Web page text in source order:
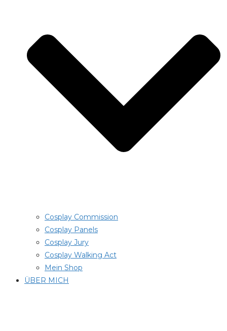
Cosplay Commission
Cosplay Panels
Cosplay Jury
Cosplay Walking Act
Mein Shop
ÜBER MICH